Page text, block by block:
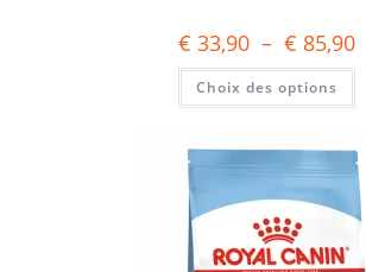
€ 33,90 – € 85,90
Choix des options